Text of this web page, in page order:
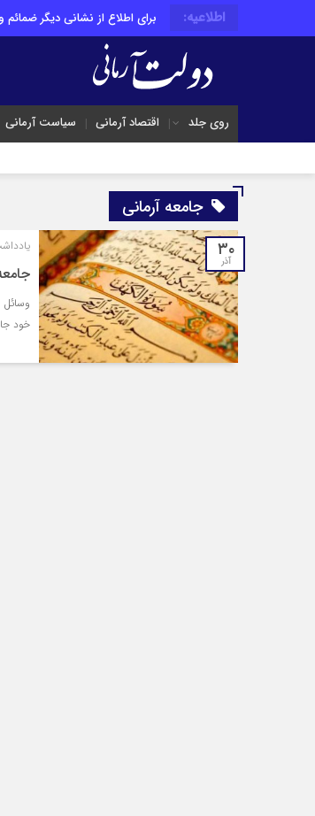
اطلاعیه: برای اطلاع از نشانی دیگر
روی جلد اقتصاد آرمانی سیاست آرمانی
جامعه آرمانی
۳۰
آذر
وسائل
خود